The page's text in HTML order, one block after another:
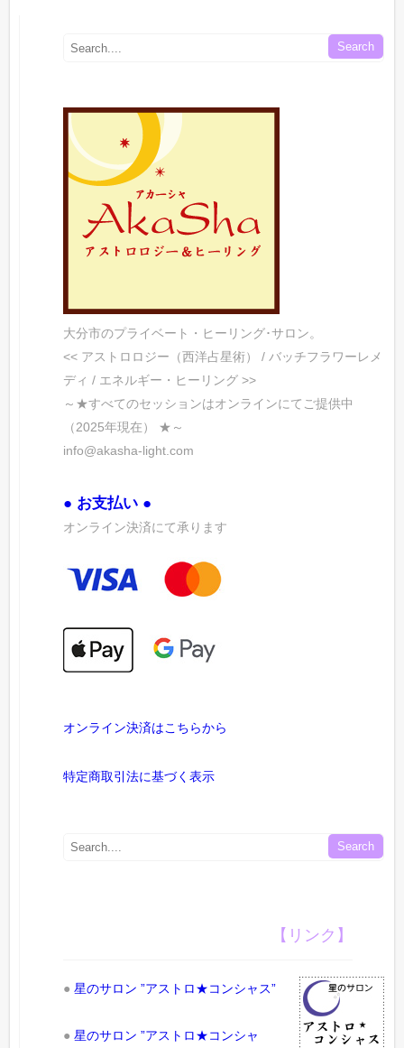
大分市のプライベート・ヒーリング･サロン。
<< アストロロジー（西洋占星術） / バッチフラワーレメ
ディ / エネルギー・ヒーリング >>
～★すべてのセッションはオンラインにてご提供中
（2025年現在） ★～
info@akasha-light.com
● お支払い ●
オンライン決済にて承ります
オンライン決済はこちらから
特定商取引法に基づく表示
【リンク】
●星のサロン ”アストロ★コンシャス”
●星のサロン ”アストロ★コンシャ